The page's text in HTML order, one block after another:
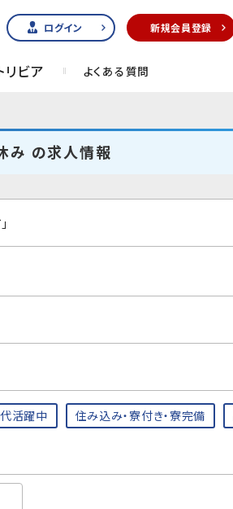
ログイン 新規会員登録
リビア よくある質問
み の求人情報
活躍中 住み込み・寮付き・寮完備